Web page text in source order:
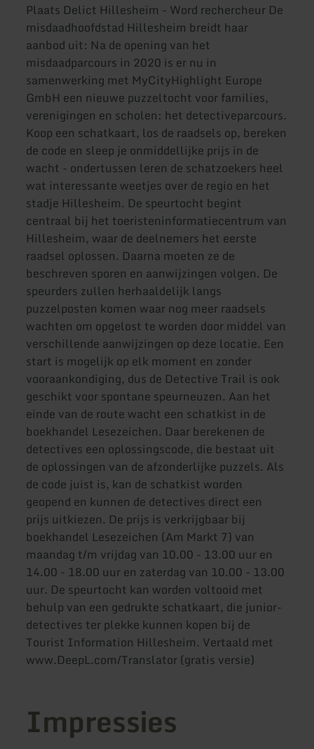
Plaats Delict Hillesheim - Word rechercheur De
misdaadhoofdstad Hillesheim breidt haar
aanbod uit: Na de opening van het
misdaadparcours in 2020 is er nu in
samenwerking met MyCityHighlight Europe
GmbH een nieuwe puzzeltocht voor families,
verenigingen en scholen: het detectiveparcours.
Koop een schatkaart, los de raadsels op, bereken
de code en sleep je onmiddellijke prijs in de
wacht - ondertussen leren de schatzoekers heel
wat interessante weetjes over de regio en het
stadje Hillesheim. De speurtocht begint
centraal bij het toeristeninformatiecentrum van
Hillesheim, waar de deelnemers het eerste
raadsel oplossen. Daarna moeten ze de
beschreven sporen en aanwijzingen volgen. De
speurders zullen herhaaldelijk langs
puzzelposten komen waar nog meer raadsels
wachten om opgelost te worden door middel van
verschillende aanwijzingen op deze locatie. Een
start is mogelijk op elk moment en zonder
vooraankondiging, dus de Detective Trail is ook
geschikt voor spontane speurneuzen. Aan het
einde van de route wacht een schatkist in de
boekhandel Lesezeichen. Daar berekenen de
detectives een oplossingscode, die bestaat uit
de oplossingen van de afzonderlijke puzzels. Als
de code juist is, kan de schatkist worden
geopend en kunnen de detectives direct een
prijs uitkiezen. De prijs is verkrijgbaar bij
boekhandel Lesezeichen (Am Markt 7) van
maandag t/m vrijdag van 10.00 - 13.00 uur en
14.00 - 18.00 uur en zaterdag van 10.00 - 13.00
uur. De speurtocht kan worden voltooid met
behulp van een gedrukte schatkaart, die junior-
detectives ter plekke kunnen kopen bij de
Tourist Information Hillesheim. Vertaald met
www.DeepL.com/Translator (gratis versie)
Impressies